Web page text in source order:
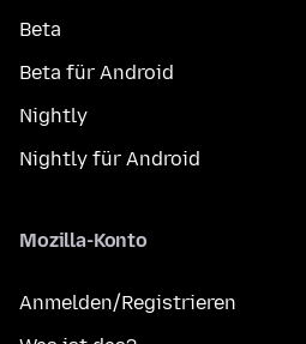
Beta
Beta für Android
Nightly
Nightly für Android
Mozilla-Konto
Anmelden/Registrieren